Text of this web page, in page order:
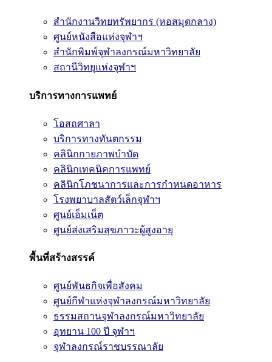
สำนักงานวิทยทรัพยากร (หอสมุดกลาง)
ศูนย์หนังสือแห่งจุฬาฯ
สำนักพิมพ์จุฬาลงกรณ์มหาวิทยาลัย
สถานีวิทยุแห่งจุฬาฯ
บริการทางการแพทย์
โอสถศาลา
บริการทางทันตกรรม
คลินิกกายภาพบำบัด
คลินิกเทคนิคการแพทย์
คลินิกโภชนาการและการกำหนดอาหาร
โรงพยาบาลสัตว์เล็กจุฬาฯ
ศูนย์เอ็มเน็ต
ศูนย์ส่งเสริมสุขภาวะผู้สูงอายุ
พื้นที่สร้างสรรค์
ศูนย์พันธกิจเพื่อสังคม
ศูนย์กีฬาแห่งจุฬาลงกรณ์มหาวิทยาลัย
ธรรมสถานจุฬาลงกรณ์มหาวิทยาลัย
อุทยาน 100 ปี จุฬาฯ
จุฬาลงกรณ์ราชบรรณาลัย